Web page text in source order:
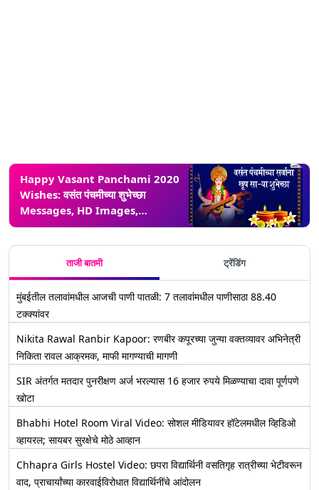
Happy Vasant Panchami 2020
Wishes: वसंत पंचमीच्या शुभेच्छा
Messages, HD Images,
greetings, WhatsApp Status
च्या माध्यमातून देऊन ज्ञानदेवी सरस्वतीचा
जन्मदिन करा उत्साहात साजरा
ताजी बातमी ट्रेंडिंग
मुंबईतील तलावांमधील आजची पाणी पातळी: 7 तलावांमधील पाणीसाठा 88.40
टक्क्यांवर
Nikita Rawal Ranbir Kapoor: रणबीर कपूरच्या जुन्या वक्तव्यावर अभिनेत्री
निकिता रावल आक्रमक, माफी मागण्याची मागणी
SIR अंतर्गत मतदार पुनरीक्षण अर्ज भरल्यास 16 हजार रुपये मिळण्याचा दावा पूर्णपणे
खोटा
Bhabhi Hotel Room Viral Video: सोशल मीडियावर हॉटेलमधील व्हिडिओ
व्हायरल; सायबर सुरक्षेचे मोठे आव्हान
Chhapra Girls Hostel Video: छपरा विद्यार्थिनी वसतिगृह रात्रीच्या भेटीवरून
वाद, प्राचार्यांच्या कारवाईविरोधात विद्यार्थिनींचे आंदोलन